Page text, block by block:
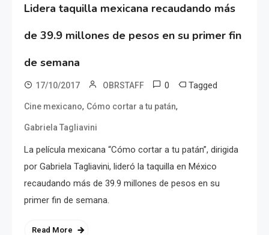
Lidera taquilla mexicana recaudando más
de 39.9 millones de pesos en su primer fin
de semana
17/10/2017 OBRSTAFF 0 Tagged
Cine mexicano, Cómo cortar a tu patán,
Gabriela Tagliavini
La película mexicana “Cómo cortar a tu patán”, dirigida
por Gabriela Tagliavini, lideró la taquilla en México
recaudando más de 39.9 millones de pesos en su
primer fin de semana.
Read More